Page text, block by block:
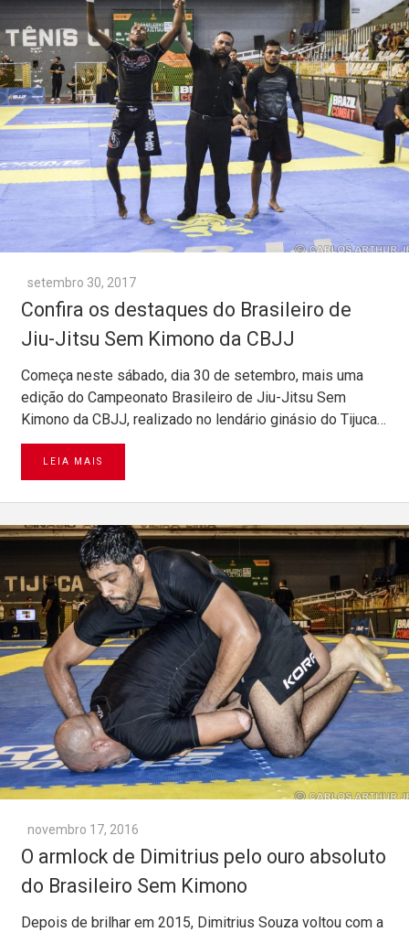
setembro 30, 2017
Confira os destaques do Brasileiro de
Jiu-Jitsu Sem Kimono da CBJJ
Começa neste sábado, dia 30 de setembro, mais uma
edição do Campeonato Brasileiro de Jiu-Jitsu Sem
Kimono da CBJJ, realizado no lendário ginásio do Tijuca…
LEIA MAIS
novembro 17, 2016
O armlock de Dimitrius pelo ouro absoluto
do Brasileiro Sem Kimono
Depois de brilhar em 2015, Dimitrius Souza voltou com a